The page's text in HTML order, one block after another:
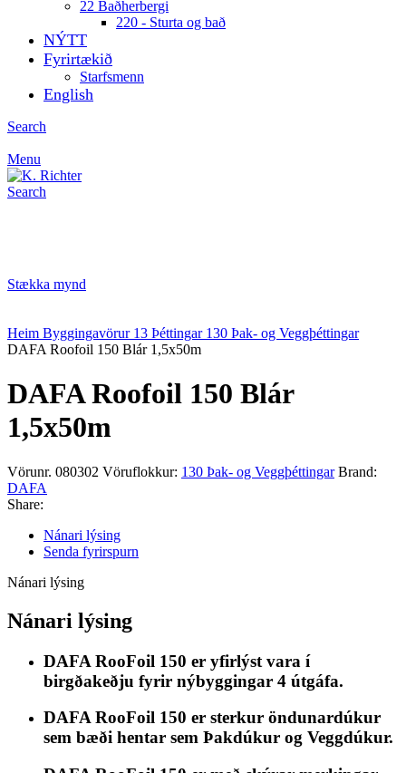
22 Baðherbergi
220 - Sturta og bað
NÝTT
Fyrirtækið
Starfsmenn
English
Search
Menu
Search
Stækka mynd
Heim Byggingavörur 13 Þéttingar 130 Þak- og Veggþéttingar
DAFA Roofoil 150 Blár 1,5x50m
DAFA Roofoil 150 Blár
1,5x50m
Vörunr. 080302 Vöruflokkur: 130 Þak- og Veggþéttingar Brand:
DAFA
Share:
Nánari lýsing
Senda fyrirspurn
Nánari lýsing
Nánari lýsing
DAFA RooFoil 150 er yfirlýst vara í
birgðakeðju fyrir nýbyggingar 4 útgáfa.
DAFA RooFoil 150 er sterkur öndunardúkur
sem bæði hentar sem Þakdúkur og Veggdúkur.